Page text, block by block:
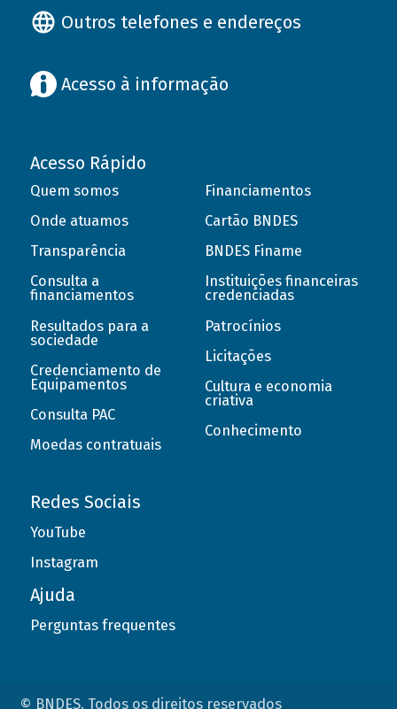
Outros telefones e endereços
Acesso à informação
Acesso Rápido
Quem somos
Onde atuamos
Transparência
Consulta a
financiamentos
Resultados para a
sociedade
Credenciamento de
Equipamentos
Consulta PAC
Moedas contratuais
Financiamentos
Cartão BNDES
BNDES Finame
Instituições financeiras
credenciadas
Patrocínios
Licitações
Cultura e economia
criativa
Conhecimento
Redes Sociais
YouTube
Instagram
Ajuda
Perguntas frequentes
© BNDES. Todos os direitos reservados